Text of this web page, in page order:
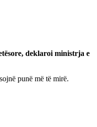
deklaroi ministrja e
punë më të mirë.